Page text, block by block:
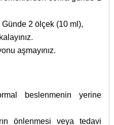
Günde 2 ölçek (10 ml),
aşmayınız.
beslenmenin yerine
önlenmesi veya tedavi